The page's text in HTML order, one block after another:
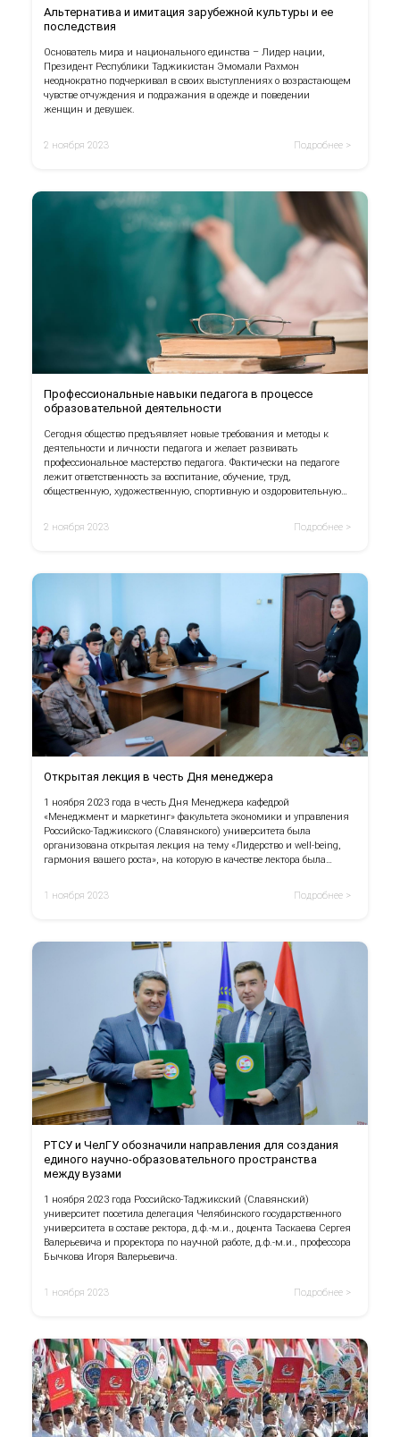
Альтернатива и имитация зарубежной культуры и ее
последствия
Основатель мира и национального единства – Лидер нации,
Президент Республики Таджикистан Эмомали Рахмон
неоднократно подчеркивал в своих выступлениях о возрастающем
чувстве отчуждения и подражания в одежде и поведении
женщин и девушек.
2 ноября 2023 Подробнее >
Профессиональные навыки педагога в процессе
образовательной деятельности
Сегодня общество предъявляет новые требования и методы к
деятельности и личности педагога и желает развивать
профессиональное мастерство педагога. Фактически на педагоге
лежит ответственность за воспитание, обучение, труд,
общественную, художественную, спортивную и оздоровительную
2 ноября 2023 Подробнее >
Открытая лекция в честь Дня менеджера
1 ноября 2023 года в честь Дня Менеджера кафедрой
«Менеджмент и маркетинг» факультета экономики и управления
Российско-Таджикского (Славянского) университета была
организована открытая лекция на тему «Лидерство и well-being,
гармония вашего роста», на которую в качестве лектора была
1 ноября 2023 Подробнее >
РТСУ и ЧелГУ обозначили направления для создания
единого научно-образовательного пространства
между вузами
1 ноября 2023 года Российско-Таджикский (Славянский)
университет посетила делегация Челябинского государственного
университета в составе ректора, д.ф.-м.и., доцента Таскаева Сергея
Валерьевича и проректора по научной работе, д.ф.-м.и., профессора
Бычкова Игоря Валерьевича.
1 ноября 2023 Подробнее >